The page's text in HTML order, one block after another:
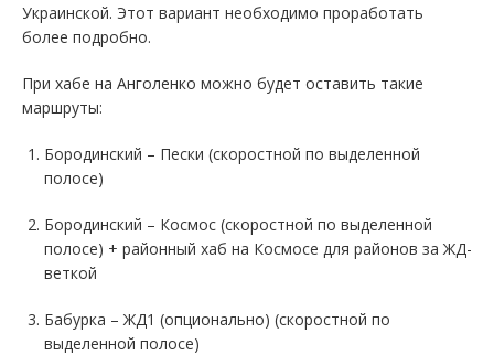
Украинской. Этот вариант необходимо проработать
более подробно.
При хабе на Анголенко можно будет оставить такие
маршруты:
Бородинский – Пески (скоростной по выделенной
полосе)
Бородинский – Космос (скоростной по выделенной
полосе) + районный хаб на Космосе для районов за ЖД-
веткой
Бабурка – ЖД1 (опционально) (скоростной по
выделенной полосе)